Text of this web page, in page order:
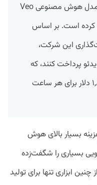
گوگل بی‌سروصدا هزینه استفاده از مدل هوش مصنوعی Veo
کرده است. بر اساس
این شرکت،
ویدئو پرداخت کنند، که
معادل ۳۰ دلار برای هر دقیقه یا ۱,۸۰۰ دلار برای هر ساعت
بسیار بالای هوش
بسیاری را شگفت‌زده
ابزاری تنها برای تولید